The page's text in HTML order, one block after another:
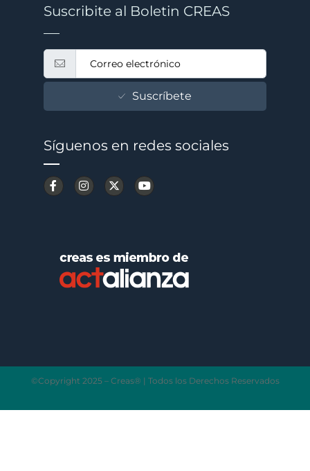
Suscribite al Boletin CREAS
Suscríbete
Síguenos en redes sociales
©Copyright 2025 – Creas® | Todos los Derechos Reservados